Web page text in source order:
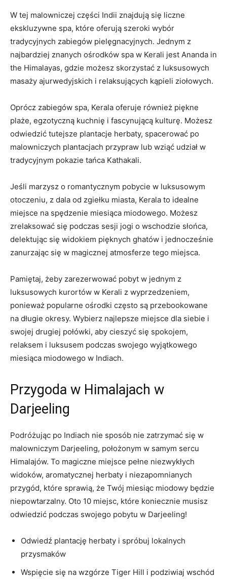
W tej malowniczej części Indii znajdują się liczne
ekskluzywne spa, które oferują szeroki wybór
tradycyjnych zabiegów pielęgnacyjnych.⁤ Jednym‌ z
najbardziej znanych ośrodków spa w Kerali jest Ananda in
the Himalayas, gdzie możesz‍ skorzystać z⁤ luksusowych
masaży⁣ ajurwedyjskich i relaksujących kąpieli⁤ ziołowych.
Oprócz‌ zabiegów spa, Kerala oferuje również piękne
plaże,⁤ egzotyczną kuchnię i fascynującą kulturę. Możesz
odwiedzić tutejsze plantacje herbaty, spacerować po
malowniczych plantacjach przypraw lub wziąć udział w
tradycyjnym pokazie tańca Kathakali.
Jeśli marzysz o romantycznym pobycie w luksusowym
otoczeniu, ⁣z dala od zgiełku miasta, Kerala to idealne
miejsce na spędzenie miesiąca miodowego. Możesz
zrelaksować się podczas sesji jogi o wschodzie słońca,
delektując się widokiem pięknych ghatów i jednocześnie
zanurzając się w magicznej atmosferze tego miejsca.
Pamiętaj, żeby zarezerwować pobyt w jednym ​z
luksusowych kurortów w Kerali z wyprzedzeniem,
ponieważ‍ popularne ośrodki⁣ często są przebookowane
na długie okresy. Wybierz ‌najlepsze miejsce ⁢dla⁢ siebie i
swojej drugiej połówki, aby cieszyć ⁢się spokojem,
relaksem i luksusem podczas swojego wyjątkowego
miesiąca miodowego w Indiach.
Przygoda w Himalajach w
Darjeeling
Podróżując po Indiach nie ⁢sposób nie zatrzymać się w
malowniczym Darjeeling, położonym w samym sercu
Himalajów. To magiczne ‌miejsce pełne niezwykłych
widoków, aromatycznej herbaty i niezapomnianych
przygód, które sprawią, że Twój miesiąc miodowy będzie
niepowtarzalny. Oto 10 miejsc, które koniecznie musisz
odwiedzić podczas swojego ⁤pobytu ‍w Darjeeling!
Odwiedź ‍plantację herbaty i ⁤spróbuj lokalnych
przysmaków
Wspięcie się na wzgórze Tiger Hill i podziwiaj wschód